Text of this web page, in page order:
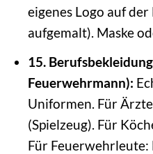
eigenes Logo auf
aufgemalt). Maske
15.
Feuerwehrmann):
Uniformen. Für
(Spielzeug). Für
Für Feuerwehrleute: